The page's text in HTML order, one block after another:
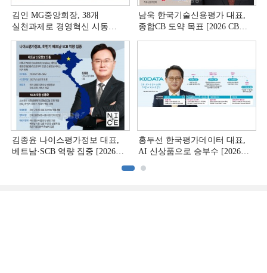
김인 MG중앙회장, 38개
실천과제로 경영혁신 시동
남욱 한국기술신용평가 대표,
종합CB 도약 목표 [2026 CB사
김종윤 나이스평가정보 대표,
베트남·SCB 역량 집중 [2026
홍두선 한국평가데이터 대표,
AI 신상품으로 승부수 [2026